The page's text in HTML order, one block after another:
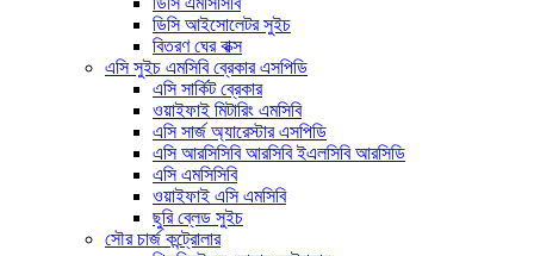
ডিসি আইসোলেটর সুইচ
বিতরণ ঘের বাক্স
এসি সুইচ এমসিবি ব্রেকার এসপিডি
এসি সার্কিট ব্রেকার
ওয়াইফাই মিটারিং এমসিবি
এসি সার্জ অ্যারেস্টার এসপিডি
এসি আরসিসিবি আরসিবি ইএলসিবি আরসিডি
এসি এমসিসিবি
ওয়াইফাই এসি এমসিবি
ছুরি ব্লেড সুইচ
সৌর চার্জ কন্ট্রোলার